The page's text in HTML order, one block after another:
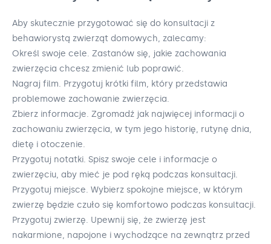
Aby skutecznie przygotować się do konsultacji z
behawiorystą zwierząt domowych, zalecamy:
Określ swoje cele. Zastanów się, jakie zachowania
zwierzęcia chcesz zmienić lub poprawić.
Nagraj film. Przygotuj krótki film, który przedstawia
problemowe zachowanie zwierzęcia.
Zbierz informacje. Zgromadź jak najwięcej informacji o
zachowaniu zwierzęcia, w tym jego historię, rutynę dnia,
dietę i otoczenie.
Przygotuj notatki. Spisz swoje cele i informacje o
zwierzęciu, aby mieć je pod ręką podczas konsultacji.
Przygotuj miejsce. Wybierz spokojne miejsce, w którym
zwierzę będzie czuło się komfortowo podczas konsultacji.
Przygotuj zwierzę. Upewnij się, że zwierzę jest
nakarmione, napojone i wychodzące na zewnątrz przed